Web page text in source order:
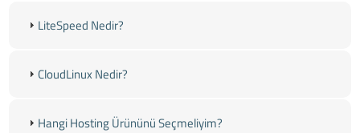
LiteSpeed Nedir?
CloudLinux Nedir?
Hangi Hosting Ürününü Seçmeliyim?